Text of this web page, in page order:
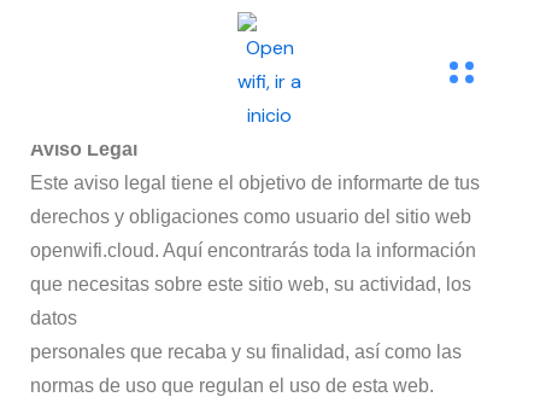
Aviso Legal
Este aviso legal tiene el objetivo de informarte de tus
derechos y obligaciones como usuario del sitio web
openwifi.cloud. Aquí encontrarás toda la información
que necesitas sobre este sitio web, su actividad, los
datos
personales que recaba y su finalidad, así como las
normas de uso que regulan el uso de esta web.